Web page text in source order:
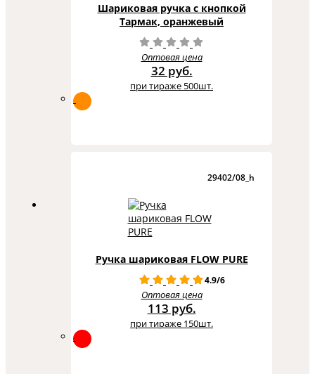
Шариковая ручка с кнопкой
Тармак, оранжевый
Оптовая цена
32 руб.
при тираже 500шт.
29402/08_h
Ручка шариковая FLOW PURE
4.9/6
Оптовая цена
113 руб.
при тираже 150шт.